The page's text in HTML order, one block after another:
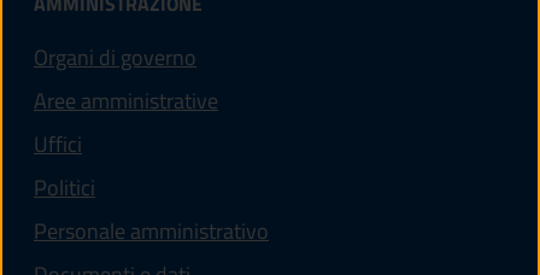
Organi di governo
Aree amministrative
Uffici
Politici
Personale amministrativo